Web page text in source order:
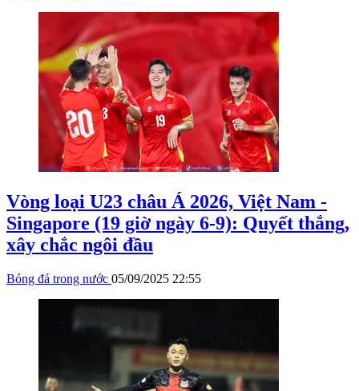
Vòng loại U23 châu Á 2026, Việt Nam -
Singapore (19 giờ ngày 6-9): Quyết thắng,
xây chắc ngôi đầu
Bóng đá trong nước 05/09/2025 22:55